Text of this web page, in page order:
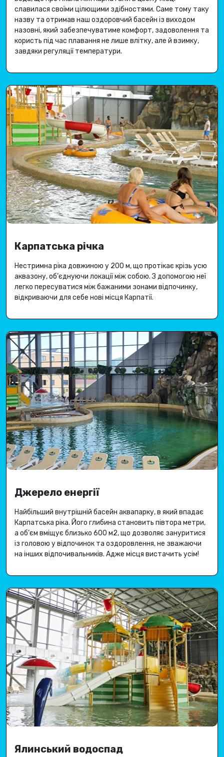
славилася своїми цілющими здібностями. Саме тому таку
назву та отримав наш оздоровчий басейн із виходом
назовні, який забезпечуватиме комфорт, задоволення та
користь під час плавання не лише влітку, але й взимку,
завдяки регуляції температури.
Карпатська річка
Нестримна ріка довжиною у 200 м, що протікає крізь усю
аквазону, об’єднуючи локації між собою.З допомогою неї
легко пересуватися між бажаними зонами відпочинку,
відкриваючи для себе нові місця Карпатії.
Джерело енергії
Найбільший внутрішній басейн аквапарку, в який впадає
Карпатська ріка. Його глибина становить півтора метри,
а об’єм вміщує близько 600 м2, що дозволяє зануритися
із головою у відпочинок та оздоровлення, не зважаючи
на інших відпочивальників. Адже місця вистачить усім!
Ялинський водоспад